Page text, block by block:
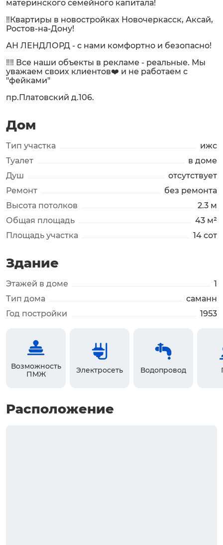
материнского семейного капитала!
‼️Квартиры в новостройках Новочеркасск, Аксай,
Ростов-на-Дону!
АН ЛЕНДЛОРД - с нами комфортно и безопасно!
‼️‼️ Все наши объекты в рекламе - реальные. Мы
уважаем своих клиентов❤️ и не работаем с
"фейками"
пр.Платовский д.106.
Дом
Тип участка
ижс
Туалет
в доме
Душ
отсутствует
Ремонт
без ремонта
Высота потолков
2.3 м
Общая площадь
43 м²
Площадь участка
14 сот
Здание
Этажей в доме
1
Тип дома
саманн
Год постройки
1953
Возможность
ПМЖ
Электросеть Водопровод
Расположение